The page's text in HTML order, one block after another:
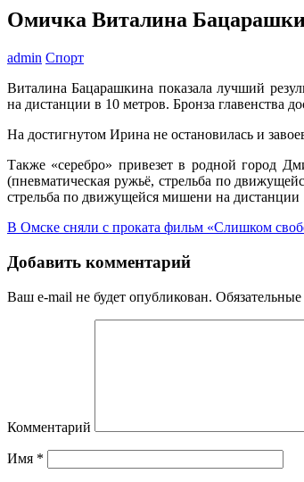
Омичка Виталина
admin Спорт
Виталина Бацарашкина показала лучший
на дистанции в 10 метров. Бронза главенства
На достигнутом Ирина не остановилась и
Также «серебро» привезет в родной город
(пневматическая ружьё, стрельба по
стрельба по движущейся мишени на дистанции
В Омске сняли с проката фильм «Слишком
Добавить комментарий
Ваш e-mail не будет опубликован.
Комментарий
Имя *